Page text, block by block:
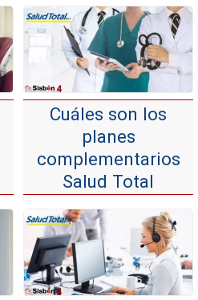
Cuáles son los
planes
complementarios
Salud Total